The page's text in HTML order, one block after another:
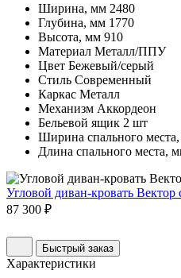
Ширина, мм 2480
Глубина, мм 1770
Высота, мм 910
Материал Металл/ППУ
Цвет Бежевый/серый
Стиль Современный
Каркас Металл
Механизм Аккордеон
Бельевой ящик 2 шт
Ширина спального
Длина спального места,
Угловой диван-кровать
87 300 ₽
Быстрый заказ
Характеристики